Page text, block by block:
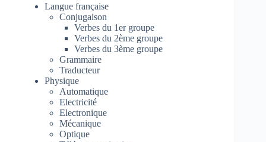
Langue française
Conjugaison
Verbes du 1er groupe
Verbes du 2ème groupe
Verbes du 3ème groupe
Grammaire
Traducteur
Physique
Automatique
Electricité
Electronique
Mécanique
Optique